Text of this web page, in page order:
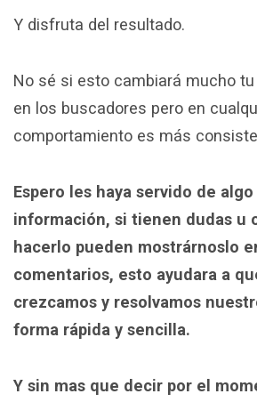
Y disfruta del resultado.
No sé si esto cambiará mucho
en los buscadores pero en
comportamiento es más
Espero les haya servido de
información, si tienen dudas u
hacerlo pueden mostrárnoslo
comentarios, esto ayudara a
crezcamos y resolvamos
forma rápida y sencilla.
Y sin mas que decir por el